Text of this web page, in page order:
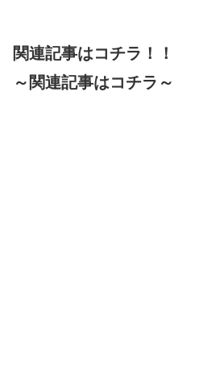
関連記事はコチラ！！
～関連記事はコチラ～